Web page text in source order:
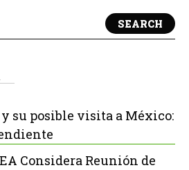
SEARCH
su posible visita a México:
Considera Reunión de